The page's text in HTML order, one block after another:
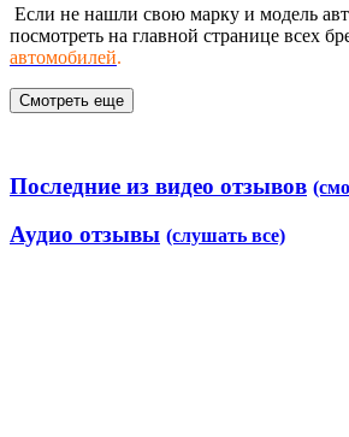
Если не нашли свою марку и модель
посмотреть на главной странице всех
автомобилей.
Смотреть еще
Последние из видео отзывов
Аудио отзывы (слушать все)